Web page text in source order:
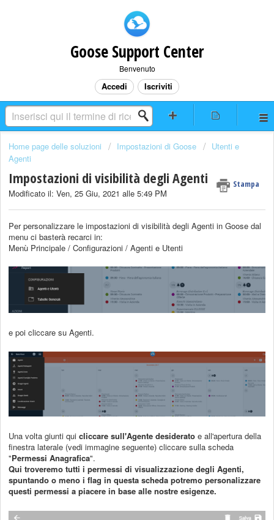
Goose Support Center
Benvenuto
Accedi Iscriviti
Home page delle soluzioni Impostazioni di Goose
Utenti e
Agenti
Impostazioni di visibilità degli Agenti Stampa
Modificato il: Ven, 25 Giu, 2021 alle 5:49 PM
Per personalizzare le impostazioni di visibilità degli Agenti in Goose dal
menu ci basterà recarci in:
Menù Principale / Configurazioni / Agenti e Utenti
e poi cliccare su Agenti.
Una volta giunti qui cliccare sull'Agente desiderato e all'apertura della
finestra laterale (vedi immagine seguente) cliccare sulla scheda
"Permessi Anagrafica".
Qui troveremo tutti i permessi di visualizzazione degli Agenti,
spuntando o meno i flag in questa scheda potremo personalizzare
questi permessi a piacere in base alle nostre esigenze.